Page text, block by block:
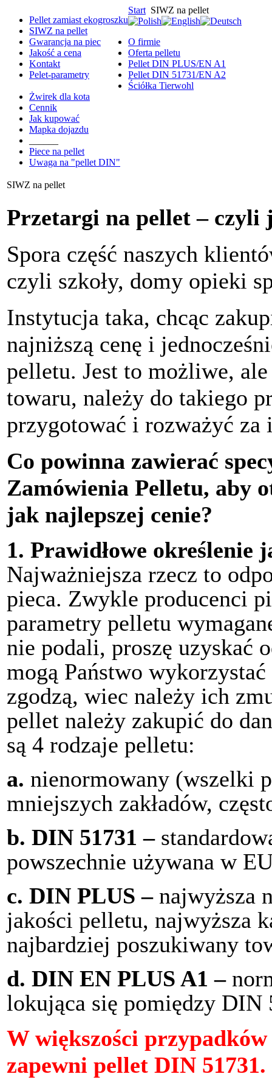
Pellet zamiast ekogroszku
SIWZ na pellet
Gwarancja na piec
Jakość a cena
Kontakt
Pelet-parametry
Start SIWZ na pellet
O firmie
Oferta pelletu
Pellet DIN PLUS/EN A1
Pellet DIN 51731/EN A2
Ściółka Tierwohl
Żwirek dla kota
Cennik
Jak kupować
Mapka dojazdu
Piece na pellet
Uwaga na "pellet DIN"
SIWZ na pellet
Przetargi na pellet – czyli
Spora część naszych
czyli szkoły, domy opieki
Instytucja taka, chcąc
najniższą cenę i
pelletu. Jest to możliwe,
towaru, należy do takiego
przygotować i rozważyć
Co powinna zawierać
Zamówienia Pelletu, aby
jak najlepszej cenie?
1. Prawidłowe określenie
Najważniejsza rzecz to
pieca. Zwykle producenci
parametry pelletu
nie podali, proszę uzyskać
mogą Państwo
zgodzą, wiec należy ich
pellet należy zakupić do
są 4 rodzaje pelletu:
a. nienormowany (wszelki
mniejszych zakładów,
b. DIN 51731 –
powszechnie używana w
c. DIN PLUS – najwyższa
jakości pelletu, najwyższa
najbardziej poszukiwany
d. DIN EN PLUS A1 –
lokująca się pomiędzy
W większości
zapewni pellet DIN 51731.